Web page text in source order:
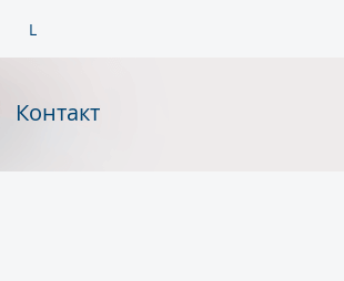
L
Контакт